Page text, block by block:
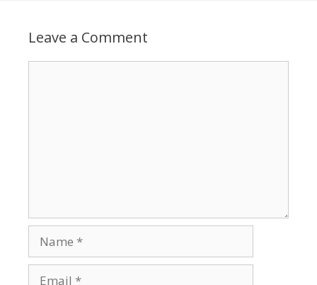
Leave a Comment